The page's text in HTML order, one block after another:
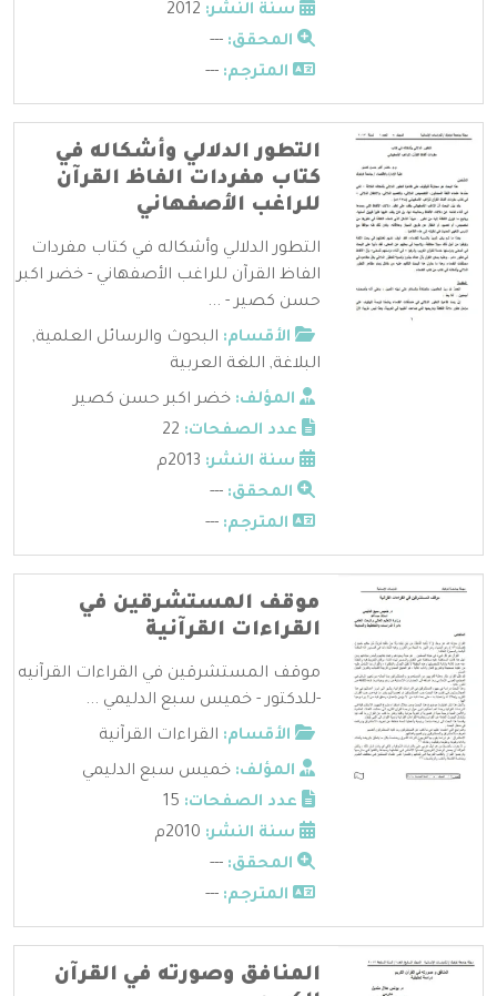
سنة النشر:
المحقق: ---
المترجم: ---
التطور الدلالي وأشكاله في
كتاب مفردات الفاظ القرآن
للراغب الأصفهاني
التطور الدلالي وأشكاله في كتاب مفردات
الفاظ القرآن للراغب الأصفهاني - خضر اكبر
حسن كصير - ...
الأقسام: البحوث والرسائل العلمية,
البلاغة, اللغة العربية
المؤلف: خضر اكبر حسن كصير
عدد الصفحات:
سنة النشر:
المحقق: ---
المترجم: ---
موقف المستشرقين في
القراءات القرآنية
موقف المستشرقين في القراءات القرآنيه
-للدكتور - خميس سبع الدليمي ...
الأقسام: القراءات القرآنية
المؤلف: خميس سبع الدليمي
عدد الصفحات:
سنة النشر:
المحقق: ---
المترجم: ---
المنافق وصورته في القرآن